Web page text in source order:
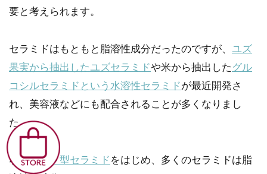
要と考えられます。
セラミドはもともと脂溶性成分だったのですが、 ユズ
果実から抽出したユズセラミドや米から抽出した グル
コシルセラミドという水溶性セラミドが最近開発さ
れ、美容液などにも配合されることが多くなりまし
た。
なお、ヒト型セラミド をはじめ、多くのセラミドは脂